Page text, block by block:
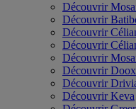
Découvrir
Découvrir
Découvrir
Découvrir
Découvrir
Découvrir
Découvrir
Découvrir Keva